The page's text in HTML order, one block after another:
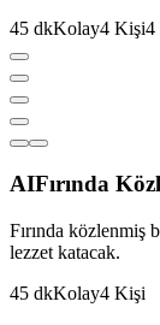
45 dkKolay4 Kişi4
AIFırında
Fırında közlenmiş
lezzet katacak.
45 dkKolay4 Kişi